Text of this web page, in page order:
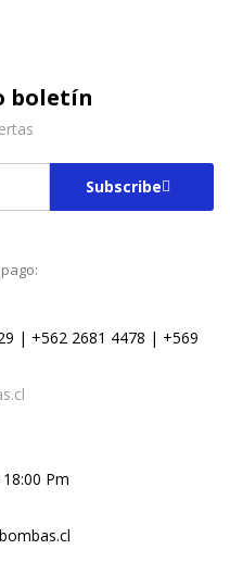
boletín
Subscribe
| +562 2681 4478 | +569
Pm